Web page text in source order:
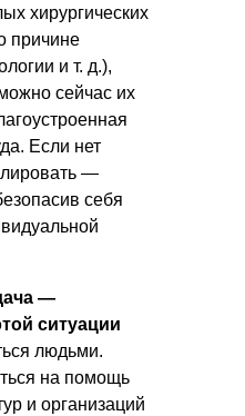
хирургических
причине
и т. д.),
сейчас их
Если нет
—
себя
—
ситуации
людьми.
на помощь
и организаций